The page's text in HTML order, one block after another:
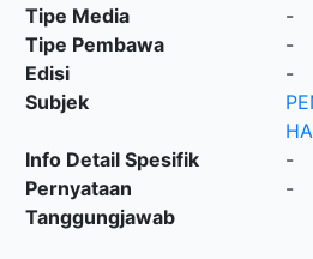
Tipe Media
-
Tipe Pembawa
-
Edisi
-
Subjek
Info Detail Spesifik
-
Pernyataan
Tanggungjawab
-